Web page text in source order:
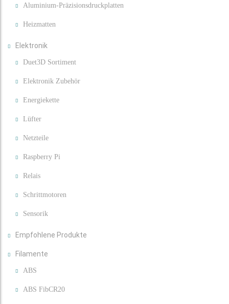
Aluminium-Präzisionsdruckplatten
Heizmatten
Elektronik
Duet3D Sortiment
Elektronik Zubehör
Energiekette
Lüfter
Netzteile
Raspberry Pi
Relais
Schrittmotoren
Sensorik
Empfohlene Produkte
Filamente
ABS
ABS FibCR20